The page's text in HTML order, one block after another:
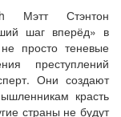
Мэтт Стэнтон
шаг вперёд» в
просто теневые
преступлений
Они создают
красть
страны не будут